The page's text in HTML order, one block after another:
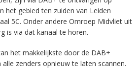
het gebied ten zuiden van Leiden
5C. Onder andere Omroep Midvliet uit
is via dat kanaal te horen.
het makkelijkste door de DAB+
zenders opnieuw te laten scannen.